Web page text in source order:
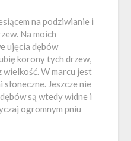
na podziwianie i
Na moich
ujęcia dębów
korony tych drzew,
wielkość. W marcu jest
Jeszcze nie
są wtedy widne i
ogromnym pniu